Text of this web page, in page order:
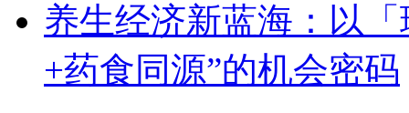
养生经济新蓝海：以
+药食同源”的机会密码